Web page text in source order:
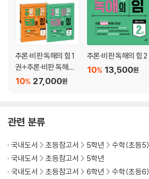
26강 둘레 센스 UP
27강 색칠한 부분의 둘레?_곡선의 합
28강 색칠한 부분의 둘레?_곡선과 직선의 합
29강 넓이 센스 UP
30강 색칠한 부분의 넓이?_도형의 합 또는 차
31강 색칠한 부분의 넓이?_자르고 옮기기
32강 여러 개 원을 두른 둘레
추론·비판 독해의 힘 1
권+추론·비판 독해의
힘 2권 27,000원
10%
추론·비판 독해의 힘 2
13,500원
10%
관련 분류
국내도서 초등참고서 5학년
수학(초등5)
국내도서
초등참고서
5학년
국내도서
초등참고서 6학년
수학(초등6)